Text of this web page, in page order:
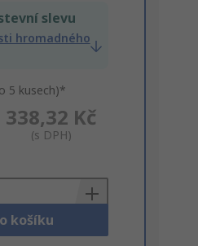
slevu
hromadného
5 kusech)*
338,32 Kč
(s DPH)
košíku